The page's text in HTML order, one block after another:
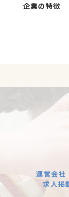
企業の特徴
運営会社
求人掲